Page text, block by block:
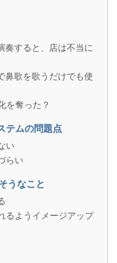
奏すると、店は不当に
鼻歌を歌うだけでも使
を奪った？
テムの問題点
い
らい
うなこと
るようイメージアップ